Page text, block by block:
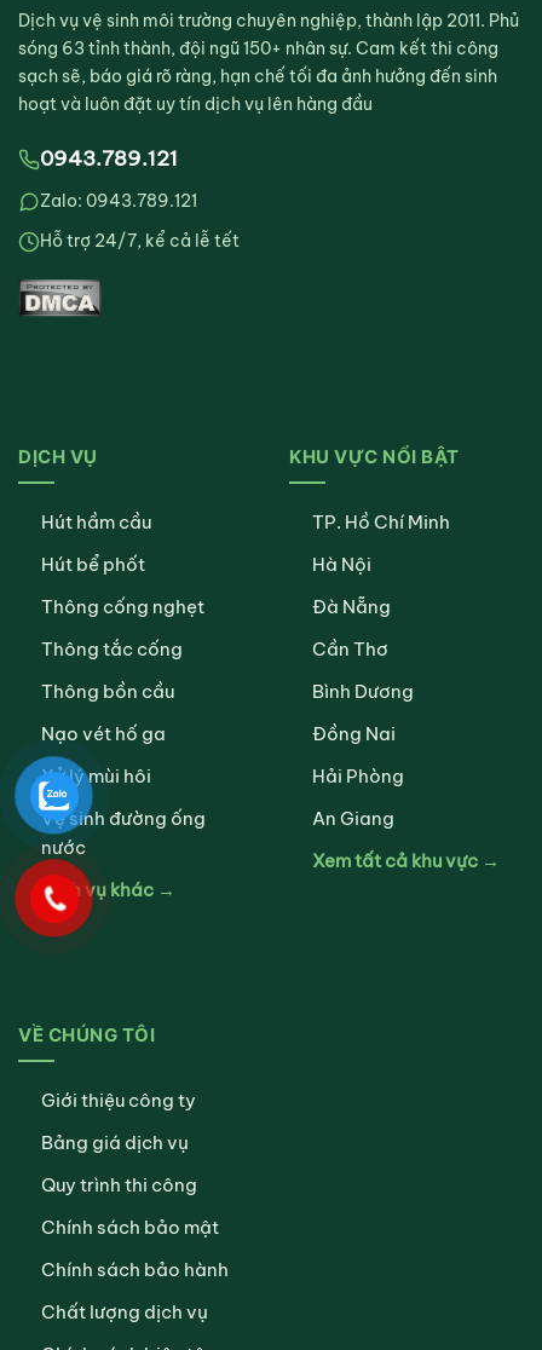
Dịch vụ vệ sinh môi trường chuyên nghiệp, thành lập 2011. Phủ
sóng 63 tỉnh thành, đội ngũ 150+ nhân sự. Cam kết thi công
sạch sẽ, báo giá rõ ràng, hạn chế tối đa ảnh hưởng đến sinh
hoạt và luôn đặt uy tín dịch vụ lên hàng đầu
0943.789.121
Zalo: 0943.789.121
Hỗ trợ 24/7, kể cả lễ tết
DỊCH VỤ
Hút hầm cầu
Hút bể phốt
Thông cống nghẹt
Thông tắc cống
Thông bồn cầu
Nạo vét hố ga
Xử lý mùi hôi
Vệ sinh đường ống
nước
Dịch vụ khác →
KHU VỰC NỔI BẬT
TP. Hồ Chí Minh
Hà Nội
Đà Nẵng
Cần Thơ
Bình Dương
Đồng Nai
Hải Phòng
An Giang
Xem tất cả khu vực →
VỀ CHÚNG TÔI
Giới thiệu công ty
Bảng giá dịch vụ
Quy trình thi công
Chính sách bảo mật
Chính sách bảo hành
Chất lượng dịch vụ